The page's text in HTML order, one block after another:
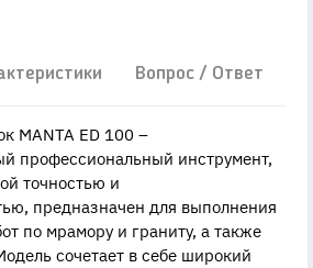
Вопрос / Ответ
MANTA ED 100 –
профессиональный инструмент,
точностью и
предназначен для выполнения
по мрамору и граниту, а также
сочетает в себе широкий